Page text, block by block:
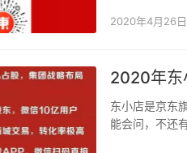
2020年4月26日
2020年东
东小店是京东
能会问，不还